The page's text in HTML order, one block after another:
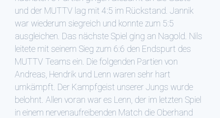
und der MUTTV lag mit 4:5 im Rückstand. Jannik
war wiederum siegreich und konnte zum 5:5
ausgleichen. Das nächste Spiel ging an Nagold. Nils
leitete mit seinem Sieg zum 6:6 den Endspurt des
MUTTV Teams ein. Die folgenden Partien von
Andreas, Hendrik und Lenn waren sehr hart
umkämpft. Der Kampfgeist unserer Jungs wurde
belohnt. Allen voran war es Lenn, der im letzten Spiel
in einem nervenaufreibenden Match die Oberhand